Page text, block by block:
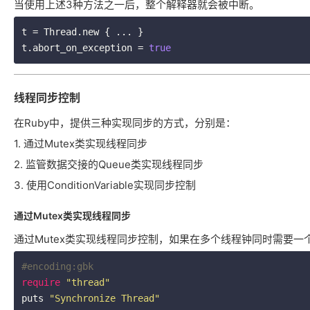
当使用上述3种方法之一后，整个解释器就会被中断。
t = Thread.new { ... }
t.abort_on_exception = true
线程同步控制
在Ruby中，提供三种实现同步的方式，分别是：
1. 通过Mutex类实现线程同步
2. 监管数据交接的Queue类实现线程同步
3. 使用ConditionVariable实现同步控制
通过Mutex类实现线程同步
通过Mutex类实现线程同步控制，如果在多个线程钟同时需要
#encoding:gbk
require
"thread"
puts
"Synchronize Thread"